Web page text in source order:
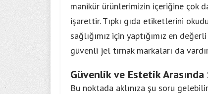
manikür ürünlerimizin içeriğine çok
işarettir. Tıpkı gıda etiketlerini
sağlığımız için yaptığımız en
güvenli jel tırnak markaları da
Güvenlik ve Estetik
Bu noktada aklınıza şu soru